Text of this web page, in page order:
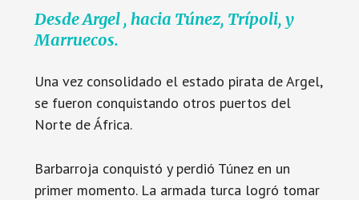
Desde Argel , hacia Túnez, Trípoli, y
Marruecos.
Una vez consolidado el estado pirata de Argel,
se fueron conquistando otros puertos del
Norte de África.
Barbarroja conquistó y perdió Túnez en un
primer momento. La armada turca logró tomar